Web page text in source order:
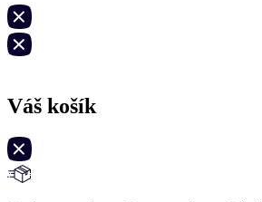
Váš košík